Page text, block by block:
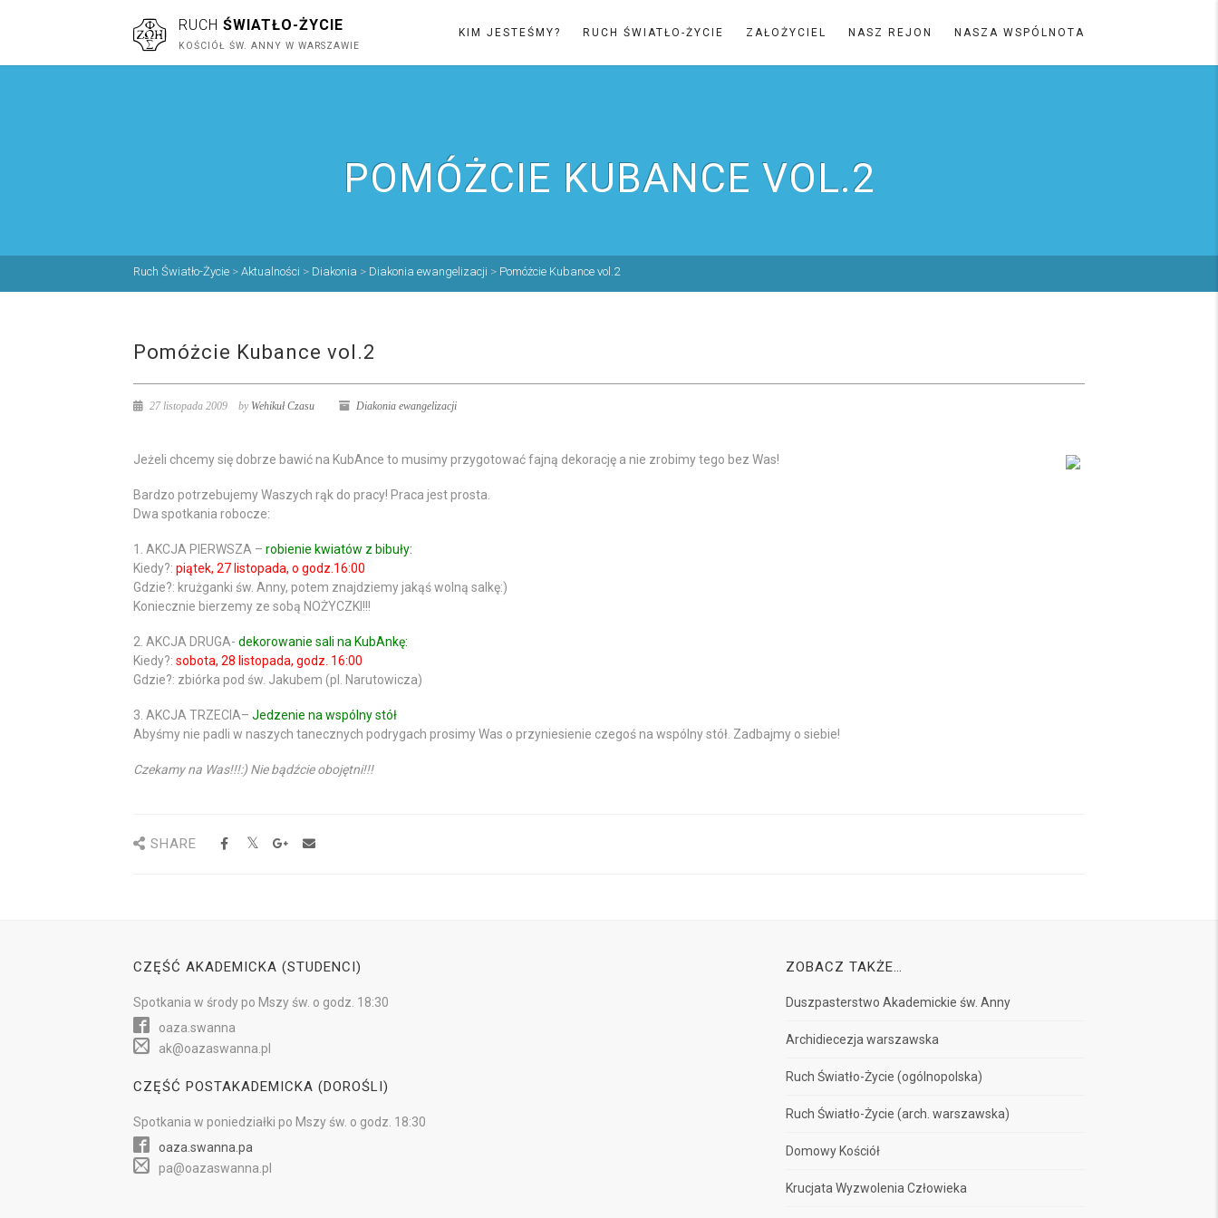
RUCH ŚWIATŁO-ŻYCIE
KOŚCIÓŁ ŚW. ANNY W WARSZAWIE
KIM JESTEŚMY? RUCH ŚWIATŁO-ŻYCIE ZAŁOŻYCIEL NASZ REJON NASZA WSPÓLNOTA
POMÓŻCIE KUBANCE VOL.2
Ruch Światło-Życie > Aktualności > Diakonia > Diakonia ewangelizacji > Pomóżcie Kubance vol.2
Pomóżcie Kubance vol.2
27 listopada 2009 by Wehikuł Czasu Diakonia ewangelizacji
Jeżeli chcemy się dobrze bawić na KubAnce to musimy przygotować fajną dekorację a nie zrobimy tego bez Was!
Bardzo potrzebujemy Waszych rąk do pracy! Praca jest prosta.
Dwa spotkania robocze:
1. AKCJA PIERWSZA – robienie kwiatów z bibuły:
Kiedy?: piątek, 27 listopada, o godz.16:00
Gdzie?: krużganki św. Anny, potem znajdziemy jakąś wolną salkę:)
Koniecznie bierzemy ze sobą NOŻYCZKI!!!
2. AKCJA DRUGA- dekorowanie sali na KubAnkę:
Kiedy?: sobota, 28 listopada, godz. 16:00
Gdzie?: zbiórka pod św. Jakubem (pl. Narutowicza)
3. AKCJA TRZECIA– Jedzenie na wspólny stół
Abyśmy nie padli w naszych tanecznych podrygach prosimy Was o przyniesienie czegoś na wspólny stół. Zadbajmy o siebie!
Czekamy na Was!!!:) Nie bądźcie obojętni!!!
SHARE
CZĘŚĆ AKADEMICKA (STUDENCI)
Spotkania w środypo Mszy św. o godz. 18:30
oaza.swanna
ak@oazaswanna.pl
CZĘŚĆ POSTAKADEMICKA (DOROŚLI)
Spotkania w poniedziałki po Mszy św. o godz. 18:30
oaza.swanna.pa
pa@oazaswanna.pl
ZOBACZ TAKŻE…
Duszpasterstwo Akademickie św. Anny
Archidiecezja warszawska
Ruch Światło-Życie (ogólnopolska)
Ruch Światło-Życie (arch. warszawska)
Domowy Kościół
Krucjata Wyzwolenia Człowieka